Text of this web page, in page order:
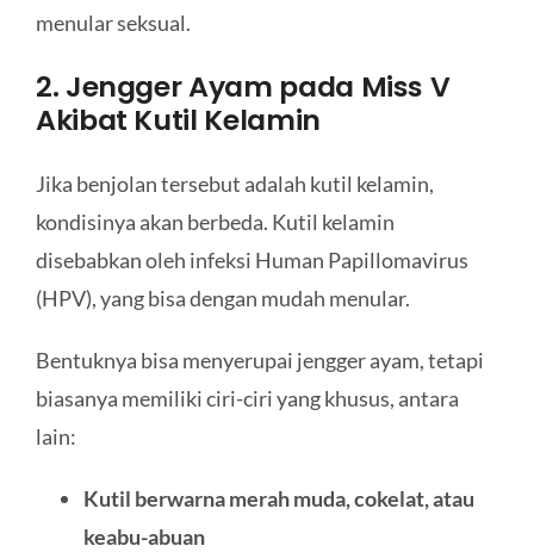
menular seksual.
2. Jengger Ayam pada Miss V
Akibat Kutil Kelamin
Jika benjolan tersebut adalah kutil kelamin,
kondisinya akan berbeda. Kutil kelamin
disebabkan oleh infeksi Human Papillomavirus
(HPV), yang bisa dengan mudah menular.
Bentuknya bisa menyerupai jengger ayam, tetapi
biasanya memiliki ciri-ciri yang khusus, antara
lain:
Kutil berwarna merah muda, cokelat, atau
keabu-abuan